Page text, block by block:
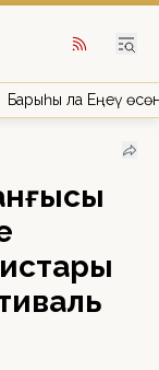
Барыһы ла Еңеү